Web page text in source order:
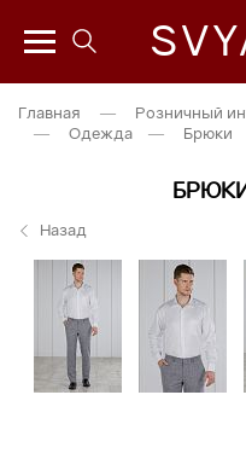
Главная — Розничный
—
Одежда — Брюки
Назад